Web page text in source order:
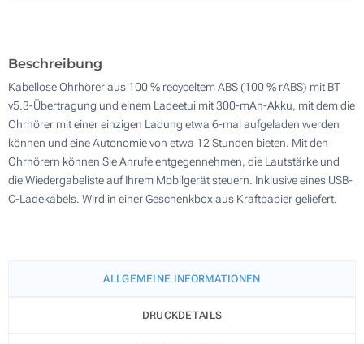
Beschreibung
Kabellose Ohrhörer aus 100 % recyceltem ABS (100 % rABS) mit BT
v5.3-Übertragung und einem Ladeetui mit 300-mAh-Akku, mit dem die
Ohrhörer mit einer einzigen Ladung etwa 6-mal aufgeladen werden
können und eine Autonomie von etwa 12 Stunden bieten. Mit den
Ohrhörern können Sie Anrufe entgegennehmen, die Lautstärke und
die Wiedergabeliste auf Ihrem Mobilgerät steuern. Inklusive eines USB-
C-Ladekabels. Wird in einer Geschenkbox aus Kraftpapier geliefert.
ALLGEMEINE INFORMATIONEN
DRUCKDETAILS